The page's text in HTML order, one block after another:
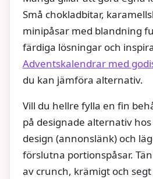
Små chokladbitar,
minipåsar med blandning
färdiga lösningar och
Adventskalendrar med
du kan jämföra alternativ.
Vill du hellre fylla en fin
på designade alternativ
design (annonslänk) och
förslutna portionspåsar.
av crunch, krämigt och